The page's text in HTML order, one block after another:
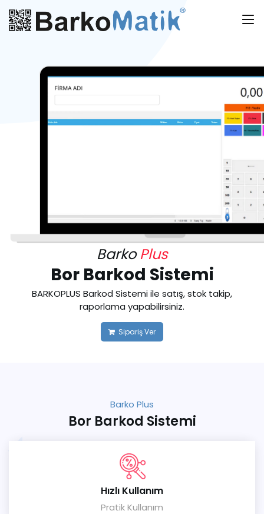
BarkoPlus
Bor Barkod Sistemi
BARKOPLUS Barkod Sistemi ile satış, stok takip,
raporlama yapabilirsiniz.
Sipariş Ver
Barko Plus
Bor Barkod Sistemi
Hızlı Kullanım
Pratik Kullanım